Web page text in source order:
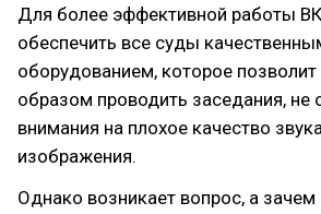
Для более эффективной работы
обеспечить все суды
оборудованием, которое
образом проводить заседания, не
внимания на плохое качество
изображения.
Однако возникает вопрос, а